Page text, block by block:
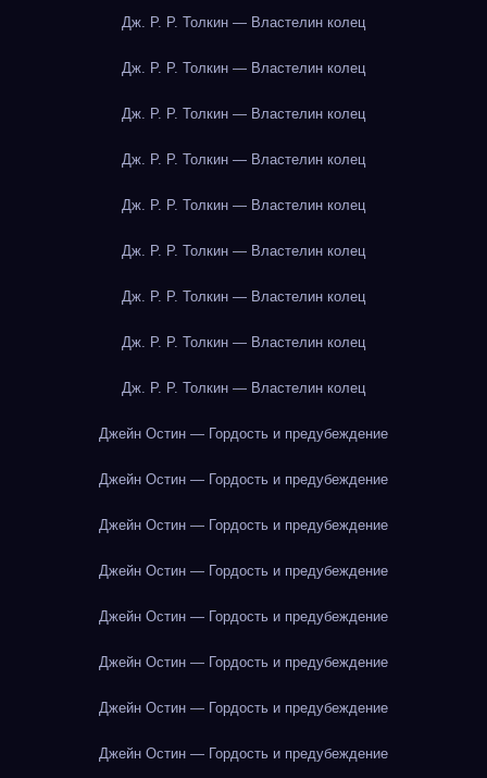
Дж. Р. Р. Толкин — Властелин колец
Дж. Р. Р. Толкин — Властелин колец
Дж. Р. Р. Толкин — Властелин колец
Дж. Р. Р. Толкин — Властелин колец
Дж. Р. Р. Толкин — Властелин колец
Дж. Р. Р. Толкин — Властелин колец
Дж. Р. Р. Толкин — Властелин колец
Дж. Р. Р. Толкин — Властелин колец
Дж. Р. Р. Толкин — Властелин колец
Джейн Остин — Гордость и предубеждение
Джейн Остин — Гордость и предубеждение
Джейн Остин — Гордость и предубеждение
Джейн Остин — Гордость и предубеждение
Джейн Остин — Гордость и предубеждение
Джейн Остин — Гордость и предубеждение
Джейн Остин — Гордость и предубеждение
Джейн Остин — Гордость и предубеждение